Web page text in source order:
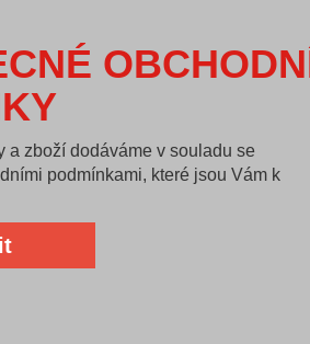
a zboží dodáváme v souladu se
podmínkami, které jsou Vám k